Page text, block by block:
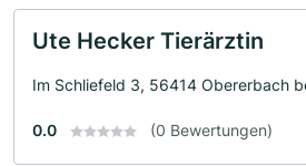
Ute Hecker Tierärztin
Im Schliefeld 3, 56414 Obererbach
0.0 (0 Bewertungen)